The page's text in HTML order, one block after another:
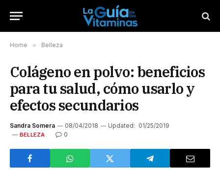
Home » Belleza
Colágeno en polvo: beneficios
para tu salud, cómo usarlo y
efectos secundarios
Sandra Somera 08/04/2018 Updated: 01/25/2019
BELLEZA 0